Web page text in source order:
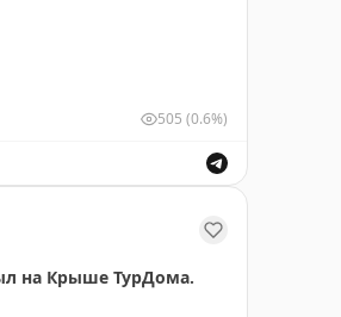
505 (0.6%)
на Крыше ТурДома.